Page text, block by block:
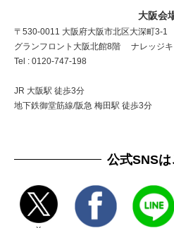
大阪会
〒530-0011 大阪府大阪市北区大深町3-1
グランフロント大阪北館8階 ナレッジキ
Tel : 0120-747-198
JR 大阪駅 徒歩3分
地下鉄御堂筋線/阪急 梅田駅 徒歩3分
公式SNSは